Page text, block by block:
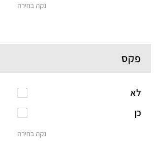
נקה בחירה
פקס
לא
כן
נקה בחירה